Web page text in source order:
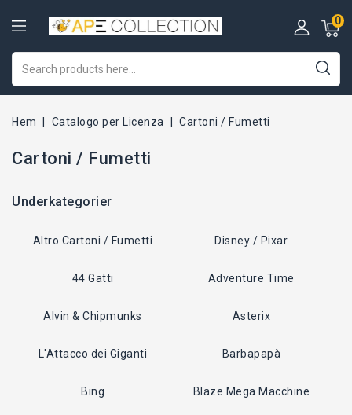
0
Hem Catalogo per Licenza Cartoni / Fumetti
Cartoni / Fumetti
Underkategorier
Altro Cartoni / Fumetti Disney / Pixar
44 Gatti Adventure Time
Alvin & Chipmunks Asterix
L'Attacco dei Giganti Barbapapà
Bing Blaze Mega Macchine